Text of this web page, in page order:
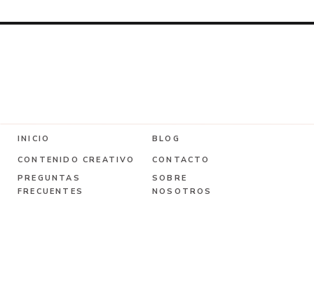
SOBRE
NOSOTROS
CONTACTO
BLOG
PREGUNTAS
FRECUENTES
CONTENIDO CREATIVO
INICIO